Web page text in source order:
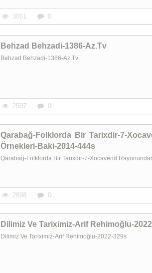
3061 0
Behzad Behzadi-1386-Az.Tv
Behzad Behzadi-1386-Az.Tv
2507 0
Qarabağ-Folklorda Bir Tarixdir-7-
Örnekleri-Baki-2014-444s
Qarabağ-Folklorda Bir Tarixdir-7-Xocavend
2898 0
Dilimiz Ve Tariximiz-Arif Rehimoğlu-
Dilimiz Ve Tariximiz-Arif Rehimoğlu-2022-329s